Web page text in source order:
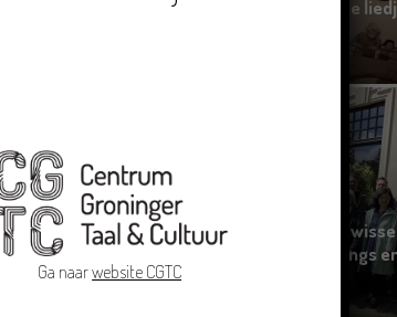
kinderboek met Groningse
Grensoverschrijdende
Oldenburg rond het Gronings
Platduits
Ga naarwebsite CGTC